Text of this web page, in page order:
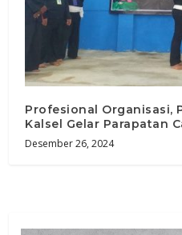
Profesional Organisasi,
Kalsel Gelar Parapatan
Desember 26, 2024